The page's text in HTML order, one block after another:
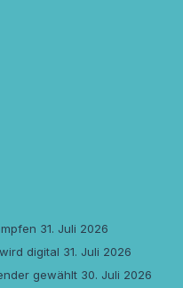
31. Juli 2026
digital 31. Juli 2026
gewählt 30. Juli 2026